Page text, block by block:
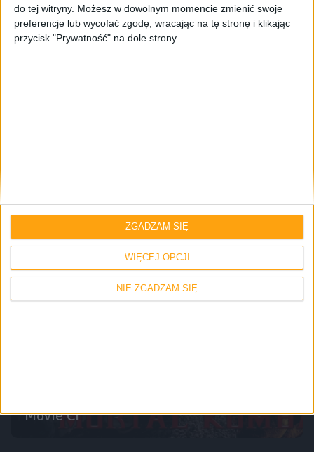
do tej witryny. Możesz w dowolnym momencie zmienić swoje
preferencje lub wycofać zgodę, wracając na tę stronę i klikając
przycisk "Prywatność" na dole strony.
WIĘCEJ OPCJI
NIE ZGADZAM SIĘ
ZGADZAM SIĘ
Movie Ci